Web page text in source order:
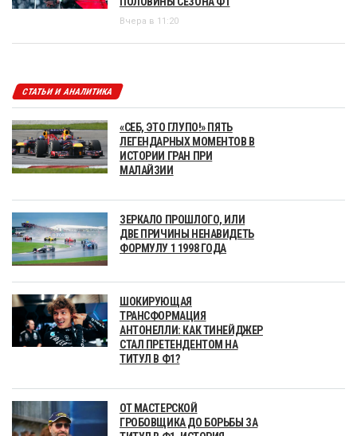
Вчера в 11:20
СТАТЬИ И АНАЛИТИКА
«СЕБ, ЭТО ГЛУПО!» ПЯТЬ
ЛЕГЕНДАРНЫХ МОМЕНТОВ В
ИСТОРИИ ГРАН ПРИ
МАЛАЙЗИИ
ЗЕРКАЛО ПРОШЛОГО, ИЛИ
ДВЕ ПРИЧИНЫ НЕНАВИДЕТЬ
ФОРМУЛУ 1 1998 ГОДА
ШОКИРУЮЩАЯ
ТРАНСФОРМАЦИЯ
АНТОНЕЛЛИ: КАК ТИНЕЙДЖЕР
СТАЛ ПРЕТЕНДЕНТОМ НА
ТИТУЛ В Ф1?
ОТ МАСТЕРСКОЙ
ГРОБОВЩИКА ДО БОРЬБЫ ЗА